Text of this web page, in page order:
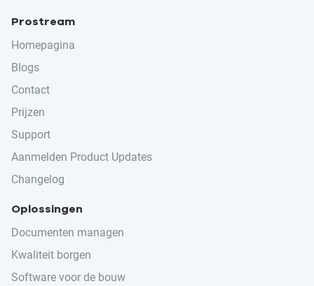
Prostream
Homepagina
Blogs
Contact
Prijzen
Support
Aanmelden Product Updates
Changelog
Oplossingen
Documenten managen
Kwaliteit borgen
Software voor de bouw